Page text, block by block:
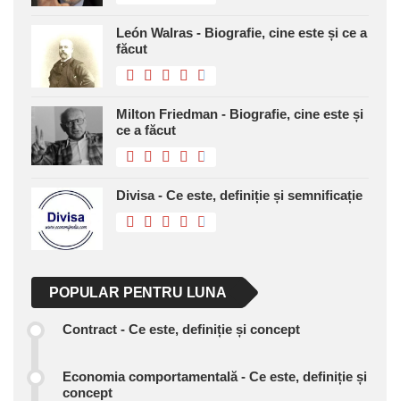
León Walras - Biografie, cine este și ce a
făcut
Milton Friedman - Biografie, cine este și
ce a făcut
Divisa - Ce este, definiție și semnificație
POPULAR PENTRU LUNA
Contract - Ce este, definiție și concept
Economia comportamentală - Ce este, definiție și
concept